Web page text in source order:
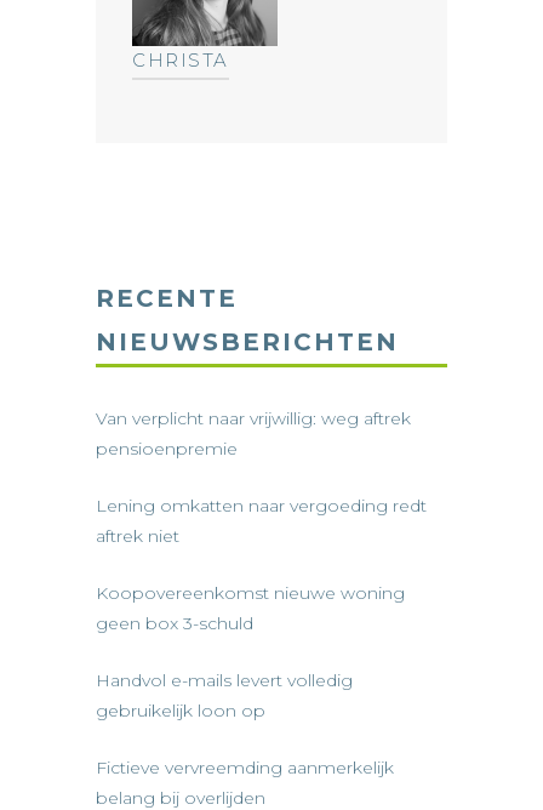
CHRISTA
RECENTE
NIEUWSBERICHTEN
Van verplicht naar vrijwillig: weg aftrek
pensioenpremie
Lening omkatten naar vergoeding redt
aftrek niet
Koopovereenkomst nieuwe woning
geen box 3-schuld
Handvol e-mails levert volledig
gebruikelijk loon op
Fictieve vervreemding aanmerkelijk
belang bij overlijden